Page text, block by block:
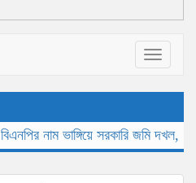
Toggle
নাম ভাঙ্গিয়ে সরকারি জমি দখল, বাড়ীঘর